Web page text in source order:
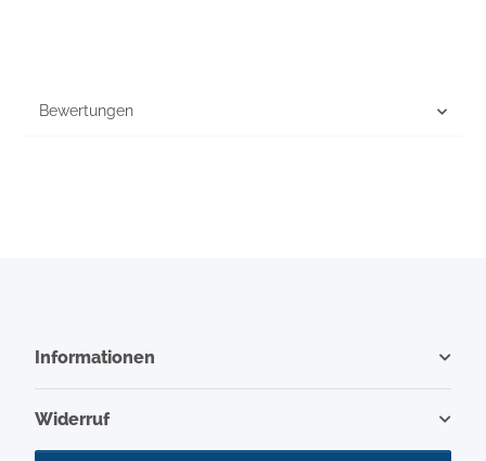
Bewertungen
Informationen
Widerruf